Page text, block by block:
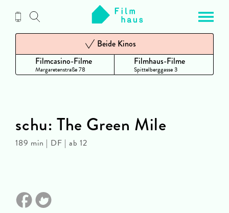
Inhalt
Filmcasino-Filme
Margaretenstraße 78
Beide Kinos
Filmhaus-Filme
Spittelberggasse 3
schu: The Green Mile
189 min | DF | ab 12